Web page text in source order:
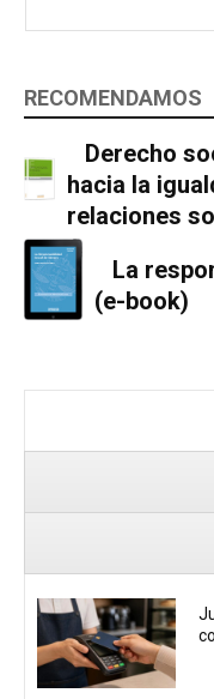
RECOMENDAMOS
Derecho
hacia la
relaciones
La
(e-book)